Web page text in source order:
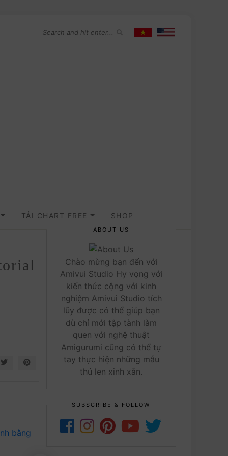
TẢI CHART FREE SHOP
ABOUT US
Chào mừng bạn đến với
Amivui Studio Hy vọng với
kiến thức cộng với kinh
nghiệm Amivui Studio tích
lũy được có thể giúp bạn
dù chỉ mới tập tành làm
quen với nghệ thuật
Amigurumi cũng có thể tự
tay thực hiện những mẫu
thú len xinh xắn.
SUBSCRIBE & FOLLOW